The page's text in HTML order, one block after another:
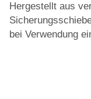
Hergestellt aus
bei Verwendung